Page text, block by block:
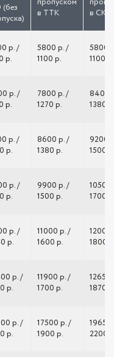
в ТТК
в СК
р. /
р.
5800 р. /
1100 р.
5800
1100 р.
р. /
р.
7800 р. /
1270 р.
8400
1380
р. /
р.
8600 р. /
1380 р.
9200
1500
р. /
р.
9900 р. /
1500 р.
10500
1700
р. /
р.
11000 р. /
1600 р.
12000
1800
р. /
р.
11900 р. /
1700 р.
12650
1870
р. /
р.
17500 р. /
1900 р.
19650
2200